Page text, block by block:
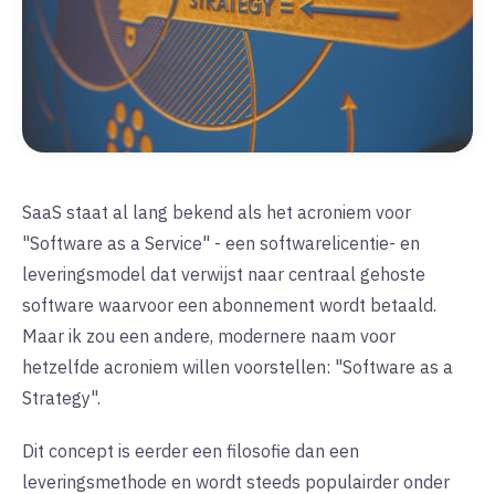
SaaS staat al lang bekend als het acroniem voor
"Software as a Service" - een softwarelicentie- en
leveringsmodel dat verwijst naar centraal gehoste
software waarvoor een abonnement wordt betaald.
Maar ik zou een andere, modernere naam voor
hetzelfde acroniem willen voorstellen: "Software as a
Strategy".
Dit concept is eerder een filosofie dan een
leveringsmethode en wordt steeds populairder onder